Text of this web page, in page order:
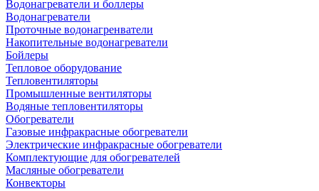
Водонагреватели и боллеры
Водонагреватели
Проточные водонагренватели
Накопительные водонагреватели
Бойлеры
Тепловое оборудование
Тепловентиляторы
Промышленные вентиляторы
Водяные тепловентиляторы
Обогреватели
Газовые инфракрасные обогреватели
Электрические инфракрасные обогреватели
Комплектующие для обогревателей
Масляные обогреватели
Конвекторы